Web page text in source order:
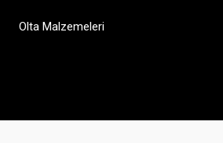
Olta Malzemeleri